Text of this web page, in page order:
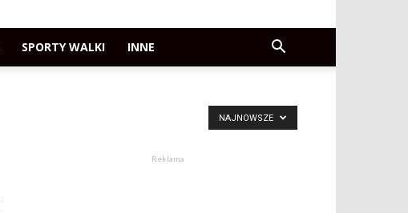
SPORTY WALKI INNE
NAJNOWSZE
Reklama